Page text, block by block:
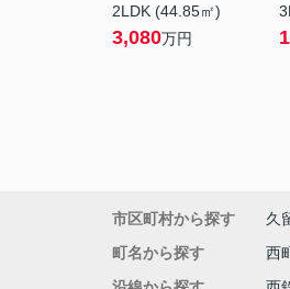
2LDK (44.85㎡)
3,080万円
市区町村から探す 久
町名から探す
西